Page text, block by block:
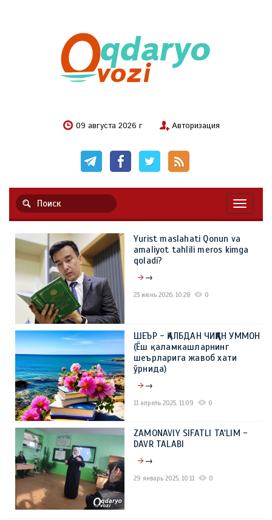
09 августа 2026 г Авторизация
Yurist maslahati Qonun va
amaliyot tahlili meros kimga
qoladi?
→
23 июнь 2026, 10:28 0
ШЕЪР - ҚАЛБДАН ЧИҚҚАН УММОН
(Ёш қаламкашларнинг
шеърларига жавоб хати
ўрнида)
→
11 апрель 2025, 11:09 0
ZAMONAVIY SIFATLI TA'LIM -
DAVR TALABI
→
29 январь 2025, 10:11 0